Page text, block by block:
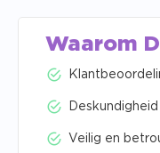
Waarom
Veilig en